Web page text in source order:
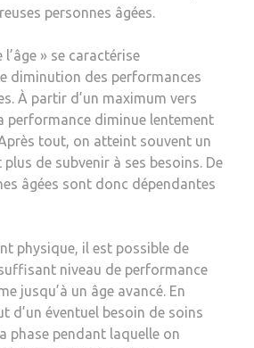
personnes âgées.
» se caractérise
diminution des performances
À partir d’un maximum vers
performance diminue lentement
tout, on atteint souvent un
de subvenir à ses besoins. De
âgées sont donc dépendantes
physique, il est possible de
niveau de performance
jusqu’à un âge avancé. En
d’un éventuel besoin de soins
phase pendant laquelle on